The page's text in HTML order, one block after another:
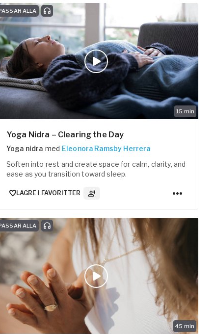
15 min
ALLA
Yoga Nidra – Clearing the Day
Yoga nidra med Eleonora Ramsby Herrera
Soften into rest and create space for calm, clarity, and
ease as you transition toward sleep.
LAGRE I FAVORITTER 3 Lydspor
45 min
ALLA